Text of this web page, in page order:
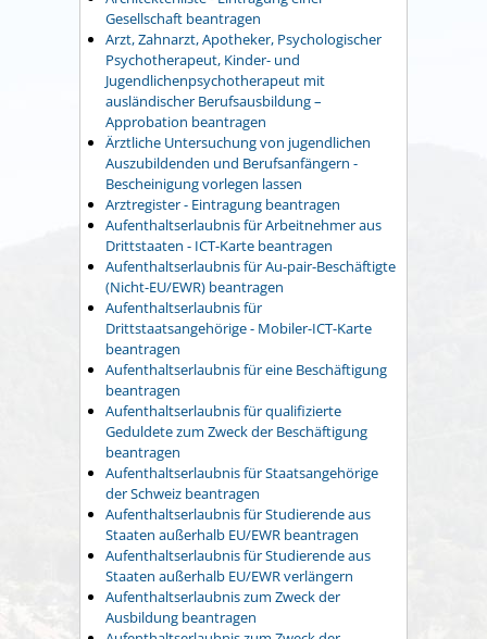
Gesellschaft beantragen
Arzt, Zahnarzt, Apotheker, Psychologischer
Psychotherapeut, Kinder- und
Jugendlichenpsychotherapeut mit
ausländischer Berufsausbildung –
Approbation beantragen
Ärztliche Untersuchung von jugendlichen
Auszubildenden und Berufsanfängern -
Bescheinigung vorlegen lassen
Arztregister - Eintragung beantragen
Aufenthaltserlaubnis für Arbeitnehmer aus
Drittstaaten - ICT-Karte beantragen
Aufenthaltserlaubnis für Au-pair-Beschäftigte
(Nicht-EU/EWR) beantragen
Aufenthaltserlaubnis für
Drittstaatsangehörige - Mobiler-ICT-Karte
beantragen
Aufenthaltserlaubnis für eine Beschäftigung
beantragen
Aufenthaltserlaubnis für qualifizierte
Geduldete zum Zweck der Beschäftigung
beantragen
Aufenthaltserlaubnis für Staatsangehörige
der Schweiz beantragen
Aufenthaltserlaubnis für Studierende aus
Staaten außerhalb EU/EWR beantragen
Aufenthaltserlaubnis für Studierende aus
Staaten außerhalb EU/EWR verlängern
Aufenthaltserlaubnis zum Zweck der
Ausbildung beantragen